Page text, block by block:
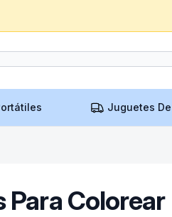
Juguetes
Para Colorear